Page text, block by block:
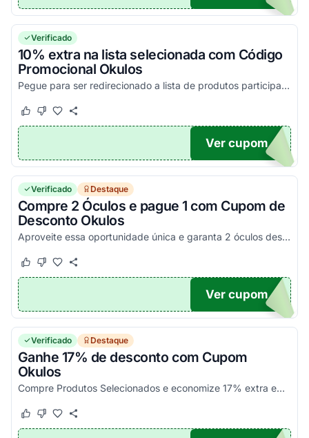
Verificado
10% extra na lista selecionada com Código
Promocional Okulos
Pegue para ser redirecionado a lista de produtos participantes da promoção.
Este cupom funcionou
Este cupom não funcionou
10
Ver cupom
Verificado Destaque
Compre 2 Óculos e pague 1 com Cupom de
Desconto Okulos
Aproveite essa oportunidade única e garanta 2 óculos dessa lista pelo preço de 1. Pegue o promocode Okulos e corra para economizar!
Este cupom funcionou
Este cupom não funcionou
E2
Ver cupom
Verificado Destaque
Ganhe 17% de desconto com Cupom
Okulos
Compre Produtos Selecionados e economize 17% extra em óculos de grau + lente com Cupom de desconto Okulos. Confira e aproveite agora!
Este cupom funcionou
Este cupom não funcionou